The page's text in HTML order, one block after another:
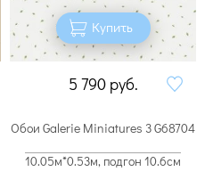
Купить
5 790 руб.
Обои Galerie Miniatures 3 G68704
10.05м*0.53м, подгон 10.6см